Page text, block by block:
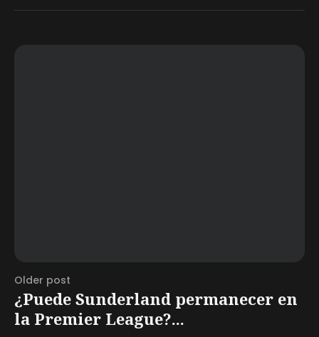
Older post
¿Puede Sunderland permanecer en
la Premier League?...